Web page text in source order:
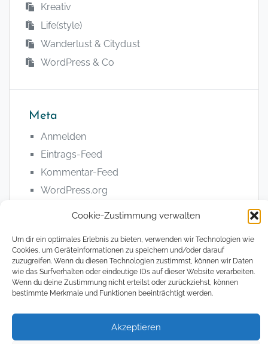
Cookie-Zustimmung verwalten
Um dir ein optimales Erlebnis zu bieten, verwenden wir Technologien wie
Cookies, um Geräteinformationen zu speichern und/oder darauf
zuzugreifen. Wenn du diesen Technologien zustimmst, können wir Daten
wie das Surfverhalten oder eindeutige IDs auf dieser Website verarbeiten.
Wenn du deine Zustimmung nicht erteilst oder zurückziehst, können
bestimmte Merkmale und Funktionen beeinträchtigt werden.
Akzeptieren
Kreativ
Life(style)
Wanderlust & Citydust
WordPress & Co
Meta
Anmelden
Eintrags-Feed
Kommentar-Feed
WordPress.org
© 2008 - 2026, The Magical Digital Nomad
Datenschutzerklärung Impressum
(EU)